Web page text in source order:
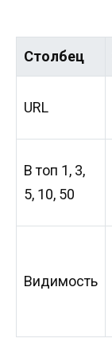
Столбец
URL
В топ 1, 3,
5, 10, 50
Видимость